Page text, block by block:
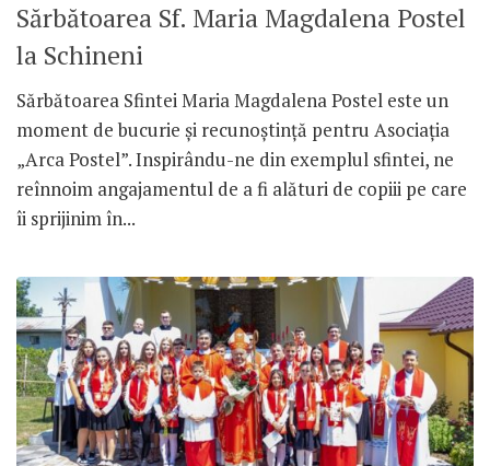
Sărbătoarea Sf. Maria Magdalena Postel
la Schineni
Sărbătoarea Sfintei Maria Magdalena Postel este un
moment de bucurie și recunoștință pentru Asociația
„Arca Postel”. Inspirându-ne din exemplul sfintei, ne
reînnoim angajamentul de a fi alături de copiii pe care
îi sprijinim în...